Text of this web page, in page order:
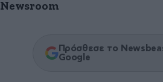
Newsroom
Πρόσθεσε το
Google